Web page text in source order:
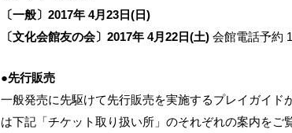
〔一般〕2017年 4月23日(日)
〔文化会館友の会〕2017年 4月22日(土) 会館電話予約
●先行販売
一般発売に先駆けて先行販売を実施するプレイガイド
は下記「チケット取り扱い所」のそれぞれの案内をご